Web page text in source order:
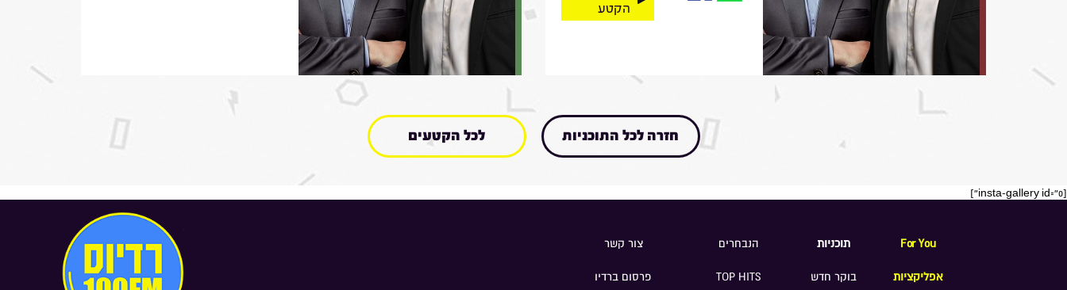
הקטע
חזרה לכל התוכניות לכל הקטעים
[insta-gallery id="0"]
For You
אפליקציות
תוכניות
בוקר חדש
הנבחרים
TOP HITS
צור קשר
פרסום ברדיו